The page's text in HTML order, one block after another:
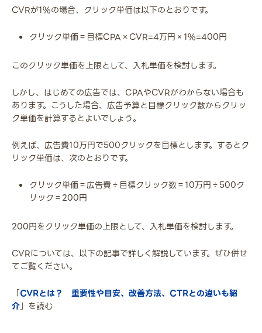
CVRが1%の場合、クリック単価は以下のとおりです。
クリック単価＝目標CPA×CVR=4万円×1%=400円
このクリック単価を上限として、入札単価を検討します。
しかし、はじめての広告では、CPAやCVRがわからない場合も
あります。こうした場合、広告予算と目標クリック数からクリッ
ク単価を計算するとよいでしょう。
例えば、広告費10万円で500クリックを目標とします。するとク
リック単価は、次のとおりです。
クリック単価＝広告費÷目標クリック数＝10万円÷500ク
リック＝200円
200円をクリック単価の上限として、入札単価を検討します。
CVRについては、以下の記事で詳しく解説しています。ぜひ併せ
てご覧ください。
「CVRとは？ 重要性や目安、改善方法、CTRとの違いも紹
介」を読む